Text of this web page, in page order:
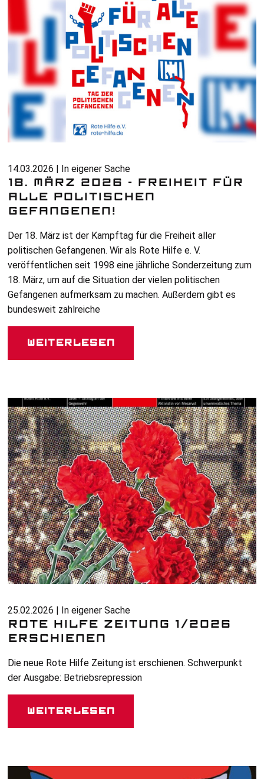
14.03.2026 | In eigener Sache
18. MÄRZ 2026 - FREIHEIT FÜR
ALLE POLITISCHEN
GEFANGENEN!
Der 18. März ist der Kampftag für die Freiheit aller
politischen Gefangenen. Wir als Rote Hilfe e. V.
veröffentlichen seit 1998 eine jährliche Sonderzeitung zum
18. März, um auf die Situation der vielen politischen
Gefangenen aufmerksam zu machen. Außerdem gibt es
bundesweit zahlreiche
Weiterlesen
25.02.2026 | In eigener Sache
ROTE HILFE ZEITUNG 1/2026
ERSCHIENEN
Die neue Rote Hilfe Zeitung ist erschienen. Schwerpunkt
der Ausgabe: Betriebsrepression
Weiterlesen